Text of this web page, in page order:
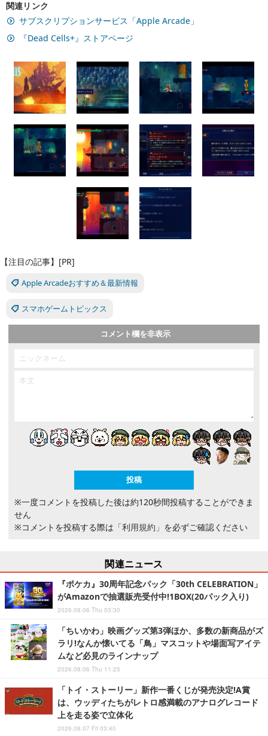
関連リンク
サブスクリプションサービス「Apple Arcade」
『Dead Cells+』ストアページ
【注目の記事】[PR]
Apple Arcadeおすすめ＆最新情報
スマホゲームトピックス
コメント欄を非表示
※一度コメントを投稿した後は約120秒間投稿することができま
せん
※コメントを投稿する際は 「利用規約」 を必ずご確認ください
関連ニュース
『ポケカ』30周年記念パック「30th CELEBRATION」
がAmazonで抽選販売受付中!1BOX(20パック入り)
2026.08.06 Thu 03:30
「ちいかわ」映画グッズ第3弾ほか、多数の新商品がズ
ラリ!なんか懐いてる「鳥」マスコットや場面写アイテ
ムなど必見のラインナップ
2026.08.06 Thu 11:25
「トイ・ストーリー」新作一番くじが発売決定!A賞
は、ウッディたちがレトロ感満載のアナログレコード
上を走る姿で立体化
2026.08.07 Fri 03:40